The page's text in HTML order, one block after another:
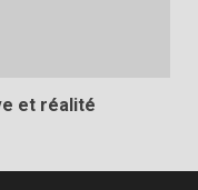
et réalité